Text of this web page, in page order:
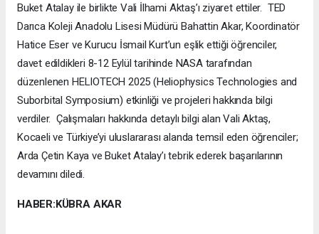
Buket Atalay ile birlikte Vali İlhami Aktaş’ı ziyaret ettiler. TED
Darıca Koleji Anadolu Lisesi Müdürü Bahattin Akar, Koordinatör
Hatice Eser ve Kurucu İsmail Kurt’un eşlik ettiği öğrenciler,
davet edildikleri 8-12 Eylül tarihinde NASA tarafından
düzenlenen HELIOTECH 2025 (Heliophysics Technologies and
Suborbital Symposium) etkinliği ve projeleri hakkında bilgi
verdiler. Çalışmaları hakkında detaylı bilgi alan Vali Aktaş,
Kocaeli ve Türkiye’yi uluslararası alanda temsil eden öğrenciler;
Arda Çetin Kaya ve Buket Atalay’ı tebrik ederek başarılarının
devamını diledi.
HABER:KÜBRA AKAR